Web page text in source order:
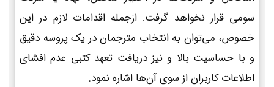
سومی قرار نخواهد گرفت. ازجمله اقدامات لازم در این
خصوص، می‌توان به انتخاب مترجمان در یک پروسه دقیق
و با حساسیت بالا و نیز دریافت تعهد کتبی عدم افشای
اطلاعات کاربران از سوی آن‌ها اشاره نمود.